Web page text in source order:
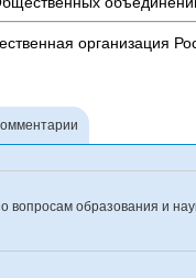
организация
вопросам образования и